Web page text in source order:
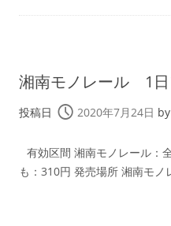
湘南モノレール 1日
投稿日 2020年7月24日 by
有効区間 湘南モノレール：
も：310円 発売場所 湘南モノ